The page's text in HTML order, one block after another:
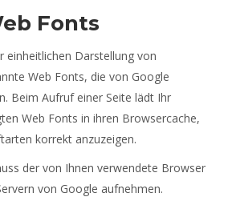
Fonts
einheitlichen Darstellung von
Web Fonts, die von Google
Beim Aufruf einer Seite lädt Ihr
Web Fonts in ihren Browsercache,
korrekt anzuzeigen.
der von Ihnen verwendete Browser
von Google aufnehmen.